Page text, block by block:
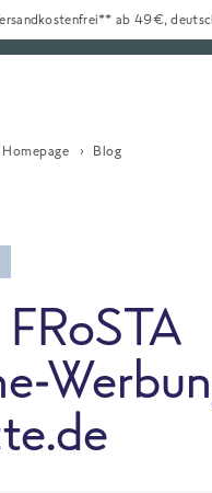
ab 49€,
Homepage Blog